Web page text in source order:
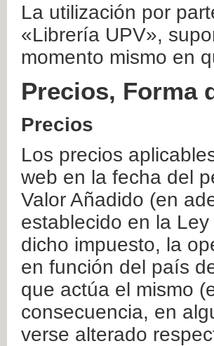
La utilización por
«Librería UPV»,
momento mismo en
Precios, Forma
Precios
Los precios
web en la fecha del
Valor Añadido (en
establecido en la
dicho impuesto, la
en función del país
que actúa el mismo
consecuencia, en
verse alterado